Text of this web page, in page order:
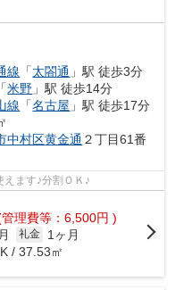
線 「太閤通 」駅 徒歩3分
「米野 」駅 徒歩14分
線 「名古屋 」駅 徒歩17分
中村区黄金通 ２丁目61番
ます♪分割ＯＫ♪
理費等：6,500円 )
礼金
1ヶ月
/ 37.53㎡